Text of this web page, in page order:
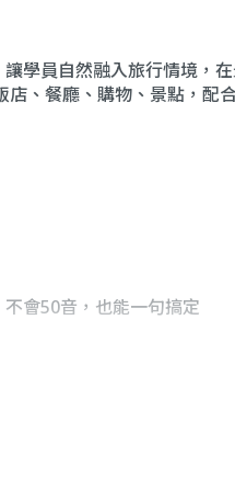
學員自然融入旅行情境，
、餐廳、購物、景點，配
會50音，也能一句搞定